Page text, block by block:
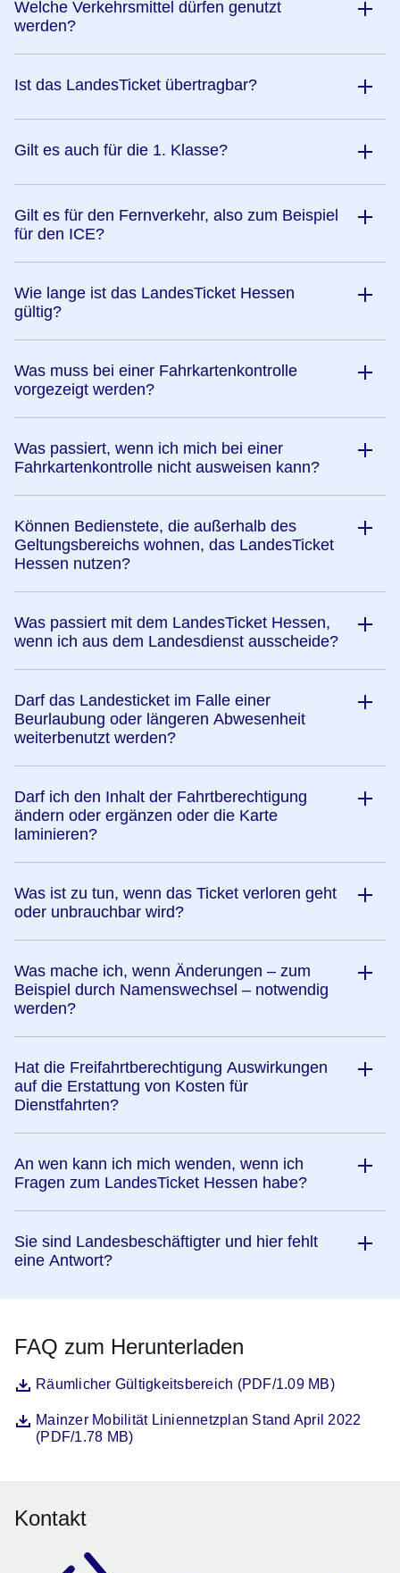
Welche Verkehrsmittel dürfen genutzt
werden?
Ist das LandesTicket übertragbar?
Gilt es auch für die 1. Klasse?
Gilt es für den Fernverkehr, also zum Beispiel
für den ICE?
Wie lange ist das LandesTicket Hessen
gültig?
Was muss bei einer Fahrkartenkontrolle
vorgezeigt werden?
Was passiert, wenn ich mich bei einer
Fahrkartenkontrolle nicht ausweisen kann?
Können Bedienstete, die außerhalb des
Geltungsbereichs wohnen, das LandesTicket
Hessen nutzen?
Was passiert mit dem LandesTicket Hessen,
wenn ich aus dem Landesdienst ausscheide?
Darf das Landesticket im Falle einer
Beurlaubung oder längeren Abwesenheit
weiterbenutzt werden?
Darf ich den Inhalt der Fahrtberechtigung
ändern oder ergänzen oder die Karte
laminieren?
Was ist zu tun, wenn das Ticket verloren geht
oder unbrauchbar wird?
Was mache ich, wenn Änderungen – zum
Beispiel durch Namenswechsel – notwendig
werden?
Hat die Freifahrtberechtigung Auswirkungen
auf die Erstattung von Kosten für
Dienstfahrten?
An wen kann ich mich wenden, wenn ich
Fragen zum LandesTicket Hessen habe?
Sie sind Landesbeschäftigter und hier fehlt
eine Antwort?
FAQ zum Herunterladen
DateiRäumlicher Gültigkeitsbereich (PDF/1.09 MB)
Öffnet sich in einem neuen Fenster
DateiMainzer Mobilität Liniennetzplan Stand April 2022
(PDF/1.78 MB)
Öffnet sich in einem neuen Fenster
Kontakt